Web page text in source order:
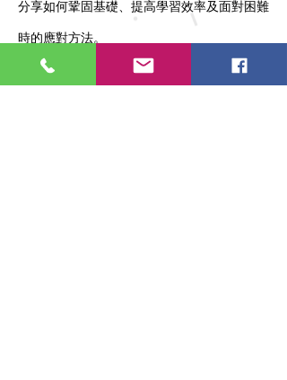
Previous Next
分享如何鞏固基礎、提高學習效率及面對困難
時的應對方法。
【閱讀完整信件】